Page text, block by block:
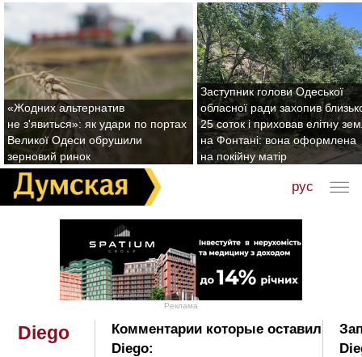
«Жодних альтернатив
не з'явиться»: як удари по портах
Великої Одеси обрушили
зерновий ринок
Заступник голови Одеської
обласної ради захопив
25 соток і приховав елітну
на Фонтані: вона оформлена
на покійну матір
рус
Реклама
Diego
Комментарии которые оставил
Diego: